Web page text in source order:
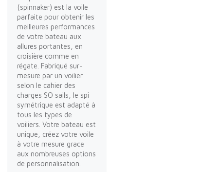
(spinnaker) est la voile
parfaite pour obtenir les
meilleures performances
de votre bateau aux
allures portantes, en
croisière comme en
régate. Fabriqué sur-
mesure par un voilier
selon le cahier des
charges SO sails, le spi
symétrique est adapté à
tous les types de
voiliers. Votre bateau est
unique, créez votre voile
à votre mesure grace
aux nombreuses options
de personnalisation.